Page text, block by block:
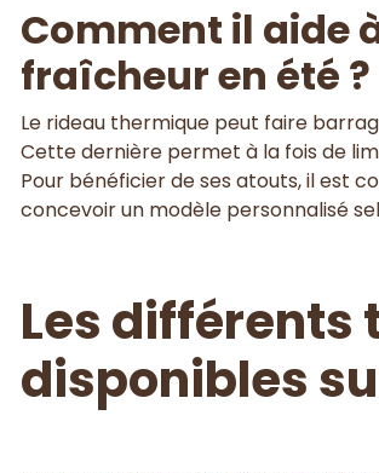
Comment il aide
fraîcheur en été ?
Le rideau thermique peut faire
Cette dernière permet à la fois de
Pour bénéficier de ses atouts, il est
concevoir un modèle personnalisé
Les différents
disponibles